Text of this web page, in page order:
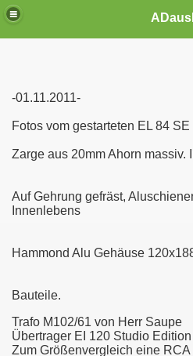
-01.11.2011-
Fotos vom gestarteten EL 84
Zarge aus 20mm Ahorn massiv.
Auf Gehrung gefräst,
Innenlebens
Hammond Alu Gehäuse
Bauteile.
Trafo M102/61 von Herr Saupe
Übertrager EI 120 Studio
Zum Größenvergleich eine